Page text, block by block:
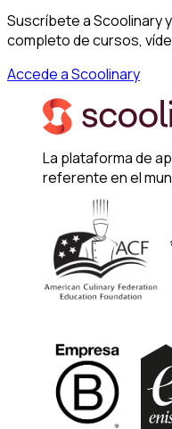
Suscríbete a Scoolinary
completo de cursos,
Accede a Scoolinary
La plataforma de
referente en el